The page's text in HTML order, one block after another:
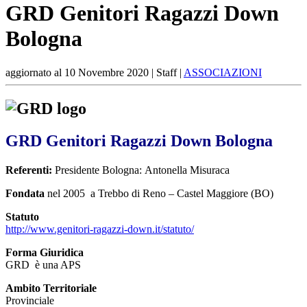
GRD Genitori Ragazzi Down
Bologna
aggiornato al 10 Novembre 2020 | Staff | ASSOCIAZIONI
GRD Genitori Ragazzi Down Bologna
Referenti: Presidente Bologna: Antonella Misuraca
Fondata nel 2005 a Trebbo di Reno – Castel Maggiore (BO)
Statuto
http://www.genitori-ragazzi-down.it/statuto/
Forma Giuridica
GRD è una APS
Ambito Territoriale
Provinciale